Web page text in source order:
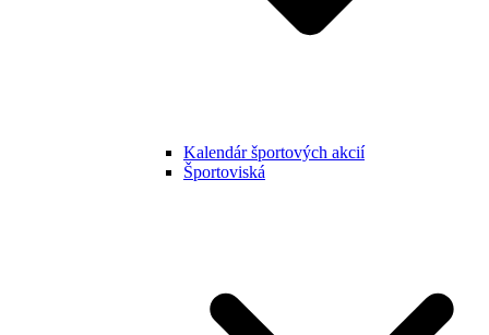
Kalendár športových akcií
Športoviská